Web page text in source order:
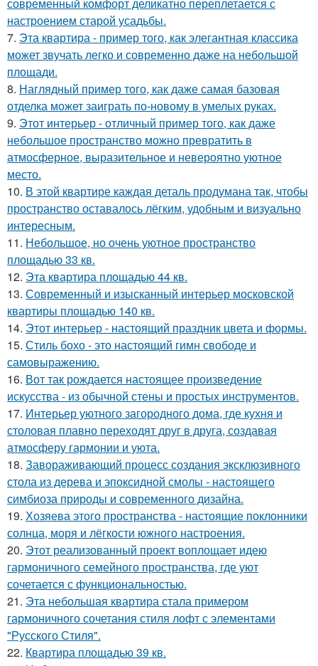
современный комфорт деликатно переплетается с
настроением старой усадьбы.
7. Эта квартира - пример того, как элегантная классика
может звучать легко и современно даже на небольшой
площади.
8. Наглядный пример того, как даже самая базовая
отделка может заиграть по-новому в умелых руках.
9. Этот интерьер - отличный пример того, как даже
небольшое пространство можно превратить в
атмосферное, выразительное и невероятно уютное
место.
10. В этой квартире каждая деталь продумана так, чтобы
пространство оставалось лёгким, удобным и визуально
интересным.
11. Небольшое, но очень уютное пространство
площадью 33 кв.
12. Эта квартира площадью 44 кв.
13. Современный и изысканный интерьер московской
квартиры площадью 140 кв.
14. Этот интерьер - настоящий праздник цвета и формы.
15. Стиль бохо - это настоящий гимн свободе и
самовыражению.
16. Вот так рождается настоящее произведение
искусства - из обычной стены и простых инструментов.
17. Интерьер уютного загородного дома, где кухня и
столовая плавно переходят друг в друга, создавая
атмосферу гармонии и уюта.
18. Завораживающий процесс создания эксклюзивного
стола из дерева и эпоксидной смолы - настоящего
симбиоза природы и современного дизайна.
19. Хозяева этого пространства - настоящие поклонники
солнца, моря и лёгкости южного настроения.
20. Этот реализованный проект воплощает идею
гармоничного семейного пространства, где уют
сочетается с функциональностью.
21. Эта небольшая квартира стала примером
гармоничного сочетания стиля лофт с элементами
"Русского Стиля".
22. Квартира площадью 39 кв.